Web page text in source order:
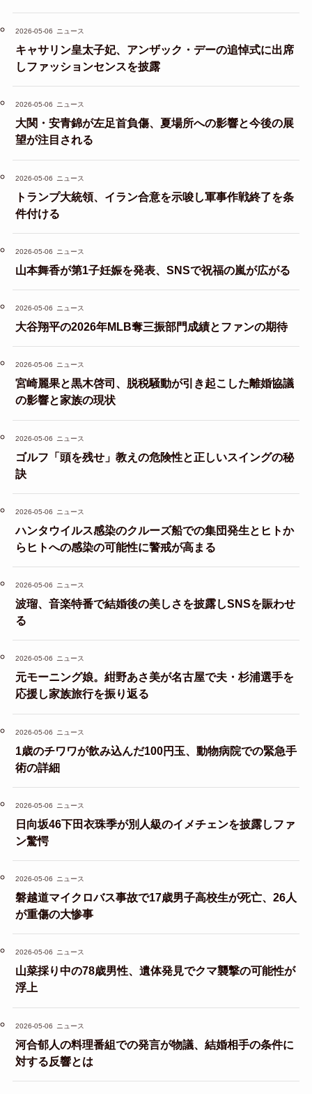
2026-05-06 ニュース
キャサリン皇太子妃、アンザック・デーの追悼式に出席
しファッションセンスを披露
2026-05-06 ニュース
大関・安青錦が左足首負傷、夏場所への影響と今後の展
望が注目される
2026-05-06 ニュース
トランプ大統領、イラン合意を示唆し軍事作戦終了を条
件付ける
2026-05-06 ニュース
山本舞香が第1子妊娠を発表、SNSで祝福の嵐が広がる
2026-05-06 ニュース
大谷翔平の2026年MLB奪三振部門成績とファンの期待
2026-05-06 ニュース
宮崎麗果と黒木啓司、脱税騒動が引き起こした離婚協議
の影響と家族の現状
2026-05-06 ニュース
ゴルフ「頭を残せ」教えの危険性と正しいスイングの秘
訣
2026-05-06 ニュース
ハンタウイルス感染のクルーズ船での集団発生とヒトか
らヒトへの感染の可能性に警戒が高まる
2026-05-06 ニュース
波瑠、音楽特番で結婚後の美しさを披露しSNSを賑わせ
る
2026-05-06 ニュース
元モーニング娘。紺野あさ美が名古屋で夫・杉浦選手を
応援し家族旅行を振り返る
2026-05-06 ニュース
1歳のチワワが飲み込んだ100円玉、動物病院での緊急手
術の詳細
2026-05-06 ニュース
日向坂46下田衣珠季が別人級のイメチェンを披露しファ
ン驚愕
2026-05-06 ニュース
磐越道マイクロバス事故で17歳男子高校生が死亡、26人
が重傷の大惨事
2026-05-06 ニュース
山菜採り中の78歳男性、遺体発見でクマ襲撃の可能性が
浮上
2026-05-06 ニュース
河合郁人の料理番組での発言が物議、結婚相手の条件に
対する反響とは